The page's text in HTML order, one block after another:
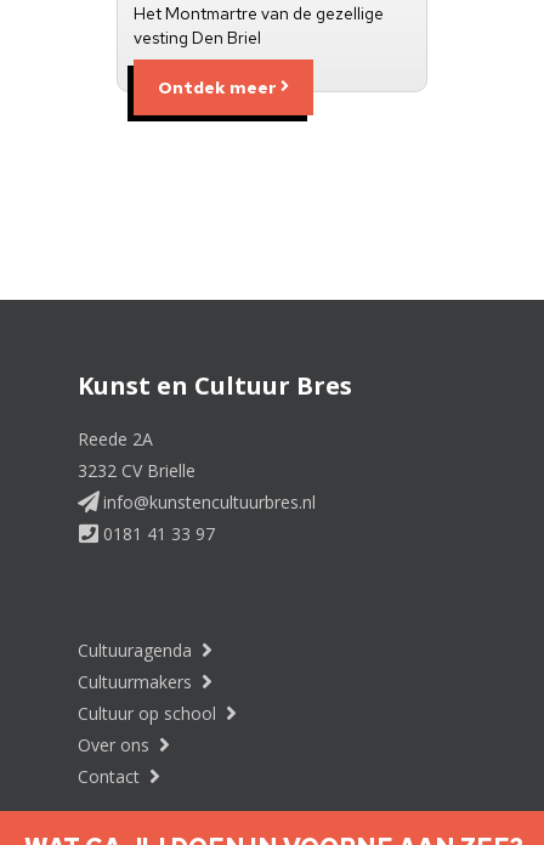
Het Montmartre van de gezellige
vesting Den Briel
Ontdek meer
Kunst en Cultuur Bres
Reede 2A
3232 CV Brielle
info@kunstencultuurbres.nl
0181 41 33 97
Cultuuragenda
Cultuurmakers
Cultuur op school
Over ons
Contact